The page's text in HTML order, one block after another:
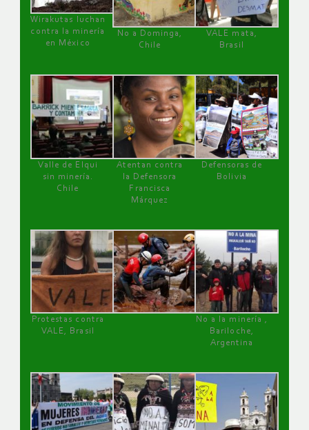
Wirakutas luchan
contra la minería
en México
No a Dominga,
Chile
VALE mata,
Brasil
Valle de Elqui
sin minería.
Chile
Atentan contra
la Defensora
Francisca
Márquez
Defensoras de
Bolivia
Protestas contra
VALE, Brasil
No a la minería ,
Bariloche,
Argentina